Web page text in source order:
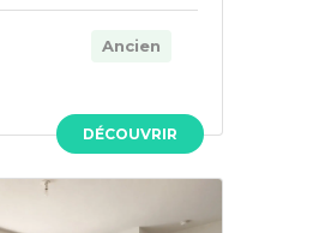
DÉCOUVRIR
Ancien